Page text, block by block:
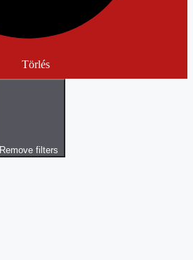
Törlés
Remove filters